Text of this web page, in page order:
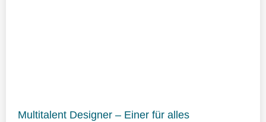
Multitalent Designer – Einer für alles